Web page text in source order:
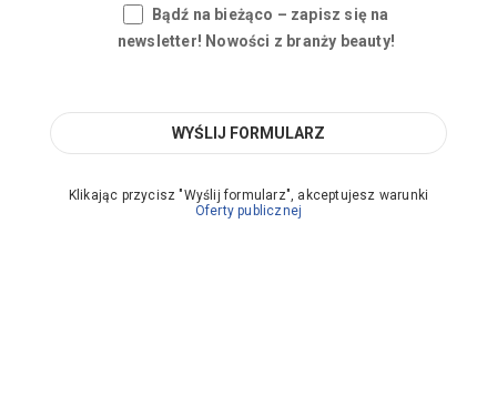
Bądź na bieżąco – zapisz się na
newsletter! Nowości z branży beauty!
Klikając przycisz "Wyślij formularz", akceptujesz warunki
Oferty publicznej